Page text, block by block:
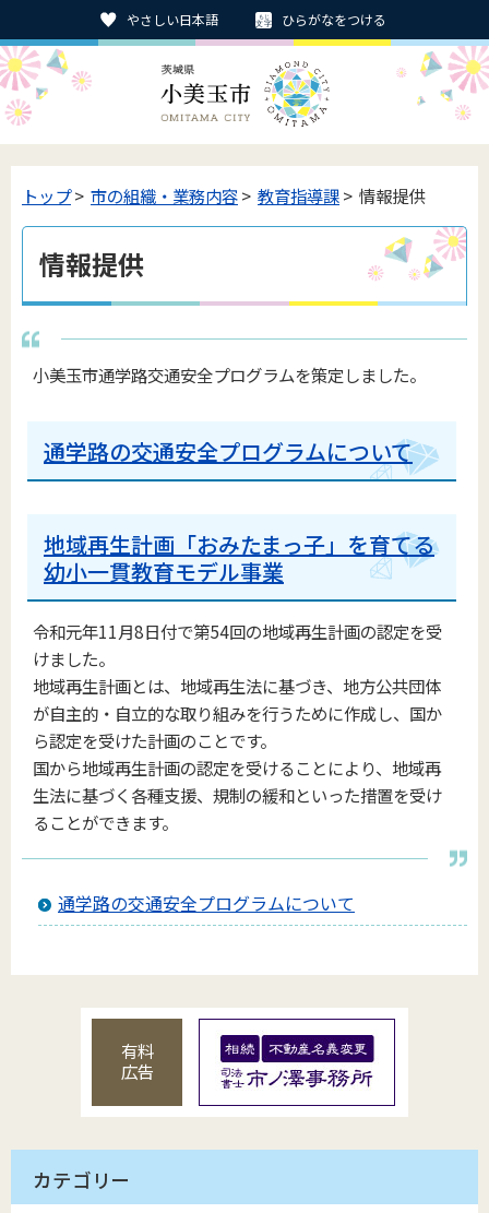
やさしい日本語 ひらがなをつける
トップ> 市の組織・業務内容> 教育指導課> 情報提供
情報提供
小美玉市通学路交通安全プログラムを策定しました。
通学路の交通安全プログラムについて
地域再生計画「おみたまっ子」を育てる
幼小一貫教育モデル事業
令和元年11月8日付で第54回の地域再生計画の認定を受
けました。
地域再生計画とは、地域再生法に基づき、地方公共団体
が自主的・自立的な取り組みを行うために作成し、国か
ら認定を受けた計画のことです。
国から地域再生計画の認定を受けることにより、地域再
生法に基づく各種支援、規制の緩和といった措置を受け
ることができます。
通学路の交通安全プログラムについて
有料
広告
カテゴリー